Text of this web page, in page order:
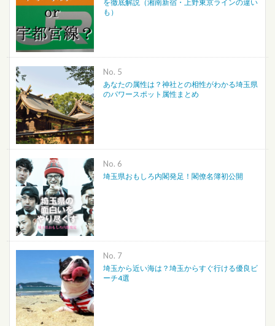
を徹底解説（湘南新宿・上野東京ラインの違い
も）
No.
あなたの属性は？神社との相性がわかる埼玉県
のパワースポット属性まとめ
No.
埼玉県おもしろ内閣発足！閣僚名簿初公開
No.
埼玉から近い海は？埼玉からすぐ行ける優良ビ
ーチ4選